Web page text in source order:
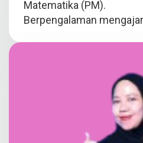
Matematika (PM).
Berpengalaman